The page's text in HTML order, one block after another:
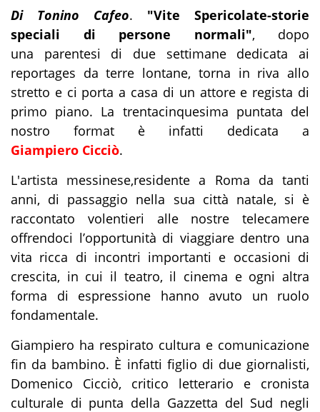
Di Tonino Cafeo. "Vite Spericolate-storie
speciali di persone normali", dopo
una parentesi di due settimane dedicata ai
reportages da terre lontane, torna in riva allo
stretto e ci porta a casa di un attore e regista di
primo piano. La trentacinquesima puntata del
nostro format è infatti dedicata a
Giampiero Cicciò.
L'artista messinese,residente a Roma da tanti
anni, di passaggio nella sua città natale, si è
raccontato volentieri alle nostre telecamere
offrendoci l’opportunità di viaggiare dentro una
vita ricca di incontri importanti e occasioni di
crescita, in cui il teatro, il cinema e ogni altra
forma di espressione hanno avuto un ruolo
fondamentale.
Giampiero ha respirato cultura e comunicazione
fin da bambino. È infatti figlio di due giornalisti,
Domenico Cicciò, critico letterario e cronista
culturale di punta della Gazzetta del Sud negli